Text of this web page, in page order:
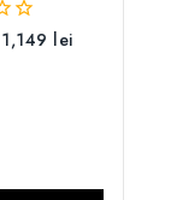
1,149 lei